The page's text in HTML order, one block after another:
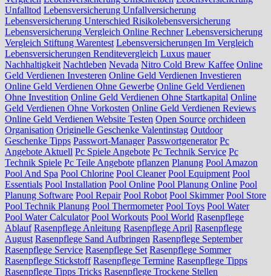
Unfalltod Lebensversicherung Unfallversicherung
Lebensversicherung Unterschied Risikolebensversicherung
Lebensversicherung Vergleich Online Rechner Lebensversicherung
Vergleich Stiftung Warentest Lebensversicherungen Im Vergleich
Lebensversicherungen Renditevergleich Luxus mauer
Nachhaltigkeit Nachtleben Nevada Nitro Cold Brew Kaffee Online
Geld Verdienen Investeren Online Geld Verdienen Investieren
Online Geld Verdienen Ohne Gewerbe Online Geld Verdienen
Ohne Investition Online Geld Verdienen Ohne Startkapital Online
Geld Verdienen Ohne Vorkosten Online Geld Verdienen Reviews
Online Geld Verdienen Website Testen Open Source orchideen
Organisation Originelle Geschenke Valentinstag Outdoor
Geschenke Tipps Passwort-Manager Passwortgenerator Pc
Angebote Aktuell Pc Spiele Angebote Pc Technik Service Pc
Technik Spiele Pc Teile Angebote pflanzen Planung Pool Amazon
Pool And Spa Pool Chlorine Pool Cleaner Pool Equipment Pool
Essentials Pool Installation Pool Online Pool Planung Online Pool
Planung Software Pool Repair Pool Robot Pool Skimmer Pool Store
Pool Technik Planung Pool Thermometer Pool Toys Pool Water
Pool Water Calculator Pool Workouts Pool World Rasenpflege
Ablauf Rasenpflege Anleitung Rasenpflege April Rasenpflege
August Rasenpflege Sand Aufbringen Rasenpflege September
Rasenpflege Service Rasenpflege Set Rasenpflege Sommer
Rasenpflege Stickstoff Rasenpflege Termine Rasenpflege Tipps
Rasenpflege Tipps Tricks Rasenpflege Trockene Stellen